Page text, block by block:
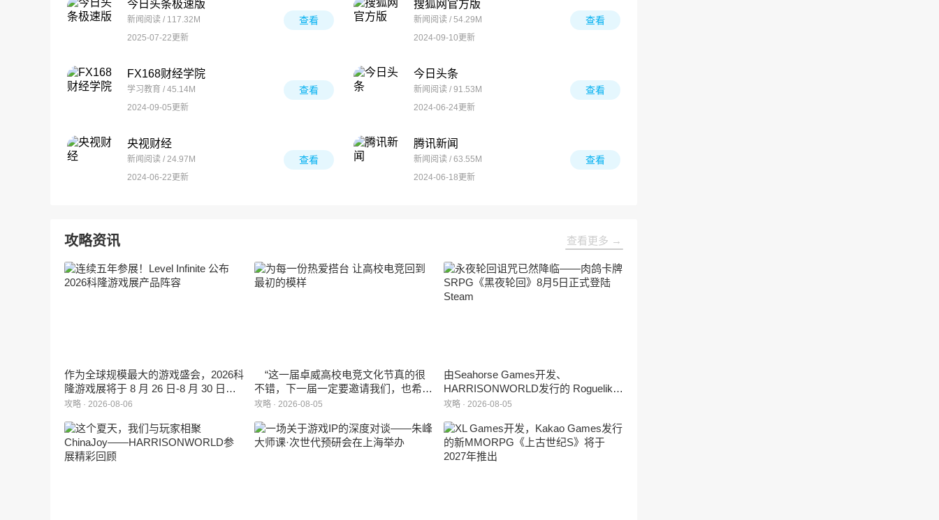
今日头条极速版
新闻阅读 / 117.32M
2025-07-22更新
查看
搜狐网官方版
新闻阅读 / 54.29M
2024-09-10更新
查看
FX168财经学院
学习教育 / 45.14M
2024-09-05更新
查看
今日头条
新闻阅读 / 91.53M
2024-06-24更新
查看
央视财经
新闻阅读 / 24.97M
2024-06-22更新
查看
腾讯新闻
新闻阅读 / 63.55M
2024-06-18更新
查看
攻略资讯 查看更多 →
作为全球规模最大的游戏盛会，2026科
隆游戏展将于 8 月 26 日-8 月 30 日在
德国举行。日前，科隆游戏展官方宣
罄，这也是科隆游戏展办展史上首次出
现展位一席难求的情况。
攻略 · 2026-08-06
“这一届卓威高校电竞文化节真的很
不错，下一届一定要邀请我们，也希望
能给更多同学一个来到现场的机会。”
攻略 · 2026-08-05
由Seahorse Games开发、
HARRISONWORLD发行的 Roguelike
卡牌战棋游戏 《黑夜轮回》于2026年8
攻略 · 2026-08-05